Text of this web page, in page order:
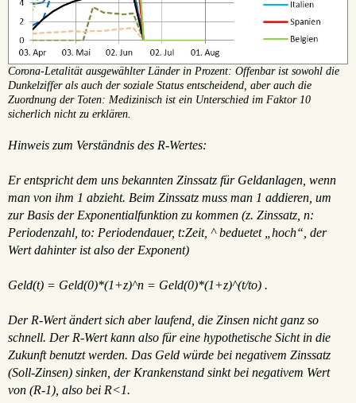
Corona-Letalität ausgewählter Länder in Prozent: Offenbar ist sowohl die
Dunkelziffer als auch der soziale Status entscheidend, aber auch die
Zuordnung der Toten: Medizinisch ist ein Unterschied im Faktor 10
sicherlich nicht zu erklären.
Hinweis zum Verständnis des R-Wertes:
Er entspricht dem uns bekannten Zinssatz für Geldanlagen, wenn
man von ihm 1 abzieht. Beim Zinssatz muss man 1 addieren, um
zur Basis der Exponentialfunktion zu kommen (z. Zinssatz, n:
Periodenzahl, to: Periodendauer, t:Zeit, ^ beduetet „hoch“, der
Wert dahinter ist also der Exponent)
Geld(t) = Geld(0)*(1+z)^n = Geld(0)*(1+z)^(t/to) .
Der R-Wert ändert sich aber laufend, die Zinsen nicht ganz so
schnell. Der R-Wert kann also für eine hypothetische Sicht in die
Zukunft benutzt werden. Das Geld würde bei negativem Zinssatz
(Soll-Zinsen) sinken, der Krankenstand sinkt bei negativem Wert
von (R-1), also bei R<1.